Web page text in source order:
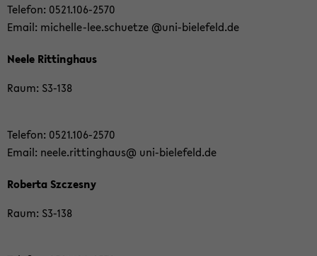
Te­le­fon: 0521.106-​2570
Email: michelle-​lee.schuet­ze @uni-​bielefeld.de
Neele Rit­ting­haus
Raum: S3-​138
Te­le­fon: 0521.106-​2570
Email: neele.rit­ting­haus@ uni-​bielefeld.de
Ro­ber­ta Sz­czes­ny
Raum: S3-​138